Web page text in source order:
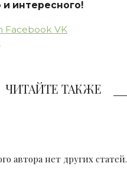
и интересного!
Facebook VK
ЧИТАЙТЕ ТАКЖЕ
автора нет других статей.